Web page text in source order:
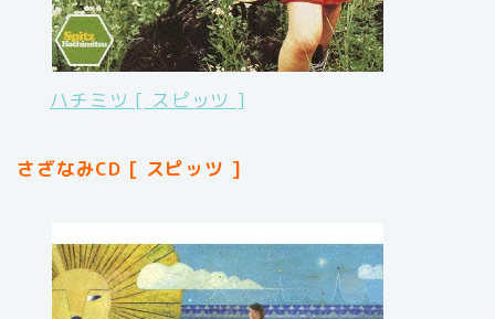
ハチミツ [ スピッツ ]
さざなみCD [ スピッツ ]